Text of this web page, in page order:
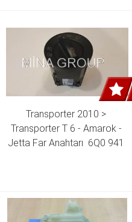
Transporter 2010 >
Transporter T 6 - Amarok -
Jetta Far Anahtarı  6Q0 941